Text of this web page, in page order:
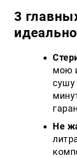
3
мою
сушу
Не